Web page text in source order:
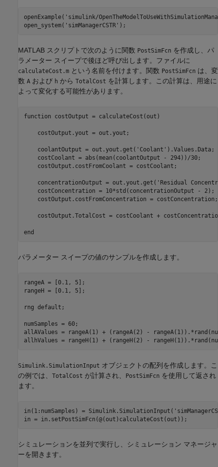
openExample( 'simulink/
open_system( 'simManagerCSTR' );
MATLAB スクリプトで次のように関数 PostSimFcn を作成し、パ
ラメーター スイープで後ほど呼び出します。ファイルに
calculateCost.m という名前を付けます。関数 PostSimFcn は、変
数 A および h から TotalCost を計算します。この計算は、用途に
よって変化する可能性があります。
function costOutput = calculateCost(out)
    costOutput.yout = out.yout;
    coolantOutput = out.yout.get(
'Coolant' ).Values.Data;
    costCoolant = abs(mean(coolantOutput - 294))/30;
    costOutput.costFromCoolant = costCoolant;
    concentrationOutput = out.yout.get(
'Residual
    costConcentration = 10*std(concentrationOutput - 2);
    costOutput.costFromConcentration = costConcentration;
costOutput.TotalCost = costCoolant +
end
パラメーター スイープの値のサンプルを作成します。
rangeA = [0.1, 5];
rangeH = [0.1, 5];
rng default ;
numSamples = 60;
allAValues = rangeA(1) + (rangeA(2) -
Simulink.SimulationInput オブジェクトの配列を作成します。こ
の例では、 TotalCost が計算され、 PostSimFcn を使用して返され
ます。
in(1:numSamples) = Simulink.SimulationInput(
in = in.setPostSimFcn(@(out)calculateCost(out));
シミュレーションを並列で実行し、シミュレーション マネージャ
ーを開きます。